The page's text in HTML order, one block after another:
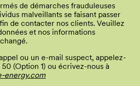
de démarches frauduleuses
malveillants se faisant passer
de contacter nos clients. Veuillez
et nos informations
ou un e-mail suspect, appelez-
50 (Option 1) ou écrivez-nous à
energy.com